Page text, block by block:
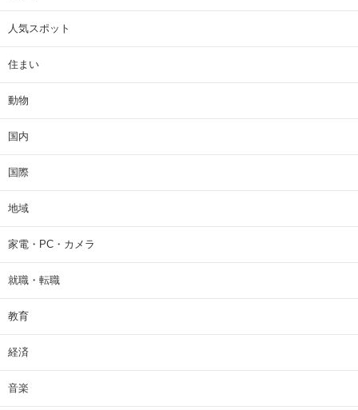
人気スポット
住まい
動物
国内
国際
地域
家電・PC・カメラ
就職・転職
教育
経済
音楽